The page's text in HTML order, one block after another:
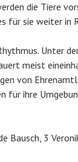
die Tiere
für sie weiter in
Unter
meist
von
für ihre
Bausch, 3